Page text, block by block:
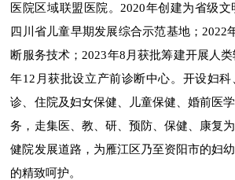
医院区域联盟医院。 2020年创建为省级文
四川省儿童早期发展综合示范基地； 2022
断服务技术； 2023年8 月获批筹建开展人
年12 月获批设立产前诊断中心。开设妇
诊、住院及妇女保健、儿童保健、婚前医
务，走集医、教、研、预防、保健、康复
健院发展道路，为雁江区乃至资阳市的妇
的精致呵护。